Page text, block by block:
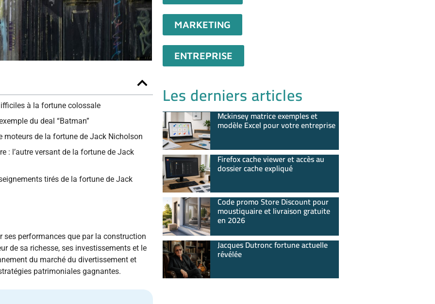
à la fortune colossale
du deal “Batman”
de la fortune de Jack Nicholson
: l’autre versant de la fortune de Jack
tirés de la fortune de Jack
performances que par la construction
de sa richesse, ses investissements et le
du marché du divertissement et
patrimoniales gagnantes.
MARKETING
ENTREPRISE
Les derniers articles
Mckinsey matrice exemples et
modèle Excel pour votre entreprise
Firefox cache viewer et accès au
dossier cache expliqué
Code promo Store Discount pour
moustiquaire et livraison gratuite
en 2026
Jacques Dutronc fortune actuelle
révélée